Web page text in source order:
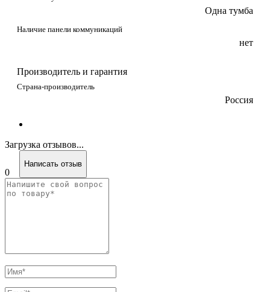
Одна тумба
Наличие панели коммуникаций
нет
Производитель и гарантия
Страна-производитель
Россия
Загрузка отзывов...
0
Написать отзыв